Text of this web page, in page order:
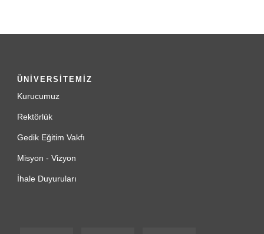
ÜNİVERSİTEMİZ
Kurucumuz
Rektörlük
Gedik Eğitim Vakfı
Misyon - Vizyon
İhale Duyuruları